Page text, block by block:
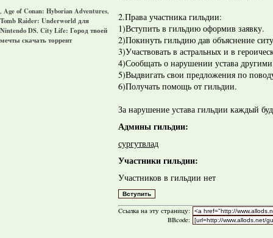
, Age of Conan: Hyborian Adventures,
Tomb Raider: Underworld для
Nintendo DS, City Life: Город твоей
мечты скачать торрент
2.Права участника гильдии:
1)Вступить в гильдию оформив заявку.
2)Покинуть гильдию дав объяснение
3)Участвовать в астральных и в
4)Сообщать о нарушении устава
5)Выдвигать свои предложения по
6)Получать помощь от гильдии.
За нарушение устава гильдии каждый
Админы гильдии:
сургутвлад
Участники гильдии:
Участников в гильдии нет
Cсылка на эту страницу:
BBcode: